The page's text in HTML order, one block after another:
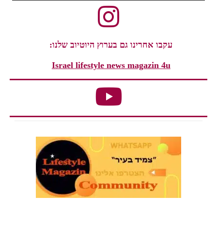
עקבו אחרינו גם בערוץ היוטיוב שלנו:
Israel lifestyle news magazin 4u